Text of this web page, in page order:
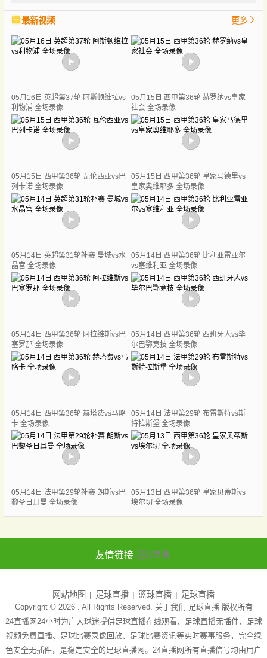
最新视频 更多
05月16日 英超第37轮 阿斯顿维拉vs
利物浦 全场录像
05月15日 西甲第36轮 赫罗纳vs皇家
社会 全场录像
05月15日 西甲第36轮 瓦伦西亚vs巴
列卡诺 全场录像
05月15日 西甲第36轮 皇家马德里vs
皇家奥维耶多 全场录像
05月14日 英超第31轮补赛 曼城vs水
晶宫 全场录像
05月14日 西甲第36轮 比利亚雷亚尔
vs塞维利亚 全场录像
05月14日 西甲第36轮 阿拉维斯vs巴
塞罗那 全场录像
05月14日 西甲第36轮 西班牙人vs毕
尔巴鄂竞技 全场录像
05月14日 西甲第36轮 赫塔费vs马略
卡 全场录像
05月14日 法甲第29轮 布雷斯特vs斯
特拉斯堡 全场录像
05月14日 法甲第29轮补赛 朗斯vs巴
黎圣日耳曼 全场录像
05月13日 西甲第36轮 皇家贝蒂斯vs
埃尔切 全场录像
友情链接 足球直播
网站地图 足球直播 篮球直播 足球直播
Copyright © 2026 . All Rights Reserved. 关于我们 足球直播版权所有
24直播网24小时为广大球迷提供足球直播在线观看、足球直播无插件、足球
视频免费直播、足球比赛录像回放、足球比赛资讯等实时赛事服务，完全绿
色安全无插件，是稳定安全的足球直播网。24直播网所有直播信号均由用户